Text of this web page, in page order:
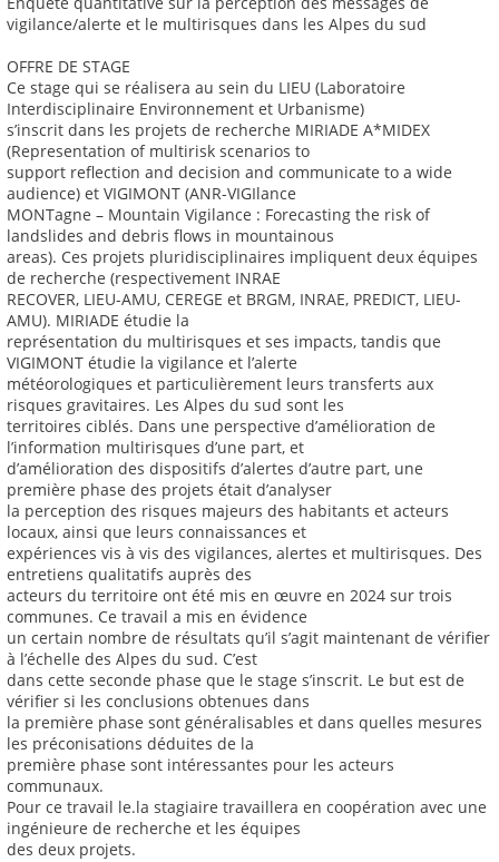
vigilance/alerte et le multirisques dans les Alpes du sud
OFFRE DE STAGE
Ce stage qui se réalisera au sein du LIEU (Laboratoire
Interdisciplinaire Environnement et Urbanisme)
s’inscrit dans les projets de recherche MIRIADE A*MIDEX
(Representation of multirisk scenarios to
support reflection and decision and communicate to a wide
audience) et VIGIMONT (ANR-VIGIlance
MONTagne – Mountain Vigilance : Forecasting the risk of
landslides and debris flows in mountainous
areas). Ces projets pluridisciplinaires impliquent deux équipes
de recherche (respectivement INRAE
RECOVER, LIEU-AMU, CEREGE et BRGM, INRAE, PREDICT, LIEU-
AMU). MIRIADE étudie la
représentation du multirisques et ses impacts, tandis que
VIGIMONT étudie la vigilance et l’alerte
météorologiques et particulièrement leurs transferts aux
risques gravitaires. Les Alpes du sud sont les
territoires ciblés. Dans une perspective d’amélioration de
l’information multirisques d’une part, et
d’amélioration des dispositifs d’alertes d’autre part, une
première phase des projets était d’analyser
la perception des risques majeurs des habitants et acteurs
locaux, ainsi que leurs connaissances et
expériences vis à vis des vigilances, alertes et multirisques. Des
entretiens qualitatifs auprès des
acteurs du territoire ont été mis en œuvre en 2024 sur trois
communes. Ce travail a mis en évidence
un certain nombre de résultats qu’il s’agit maintenant de vérifier
à l’échelle des Alpes du sud. C’est
dans cette seconde phase que le stage s’inscrit. Le but est de
vérifier si les conclusions obtenues dans
la première phase sont généralisables et dans quelles mesures
les préconisations déduites de la
première phase sont intéressantes pour les acteurs
communaux.
Pour ce travail le.la stagiaire travaillera en coopération avec une
ingénieure de recherche et les équipes
des deux projets.